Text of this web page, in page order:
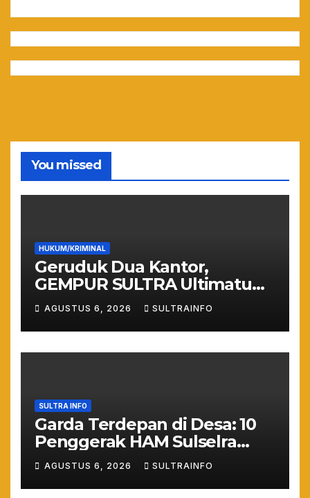
You missed
HUKUM/KRIMINAL
Geruduk Dua Kantor,
GEMPUR SULTRA Ultimatum
Keras: Lahan Puuwatu Siap
Diduduki Jika Tak Ada
Kepastian Hukum
AGUSTUS 6, 2026 SULTRAINFO
SULTRA INFO
Garda Terdepan di Desa: 10
Penggerak HAM Sulselra
Resmi Bertugas Mengawal
Asta Cita Prabowo
AGUSTUS 6, 2026 SULTRAINFO